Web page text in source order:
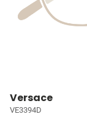
Versace
VE3394D